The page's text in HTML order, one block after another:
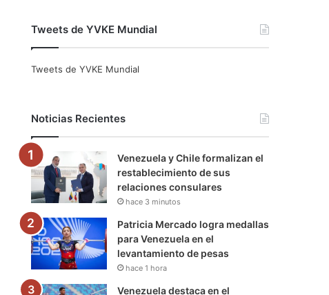
c
o
k
i
r
u
e
r
a
m
a
m
Tweets de YVKE Mundial
Tweets de YVKE Mundial
Noticias Recientes
Venezuela y Chile formalizan el
restablecimiento de sus
relaciones consulares
hace 3 minutos
Patricia Mercado logra medallas
para Venezuela en el
levantamiento de pesas
hace 1 hora
Venezuela destaca en el